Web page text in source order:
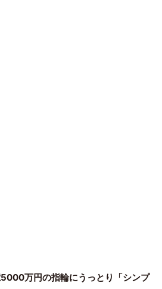
5000万円の指輪にうっとり「シンプ